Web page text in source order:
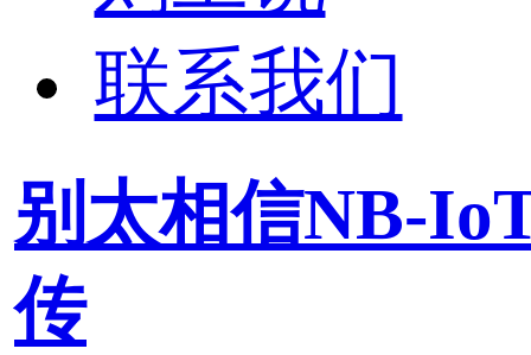
“广覆盖、低功耗、大连
本”似乎是低功耗广域网
（LPWAN）宣传的标配
吗？